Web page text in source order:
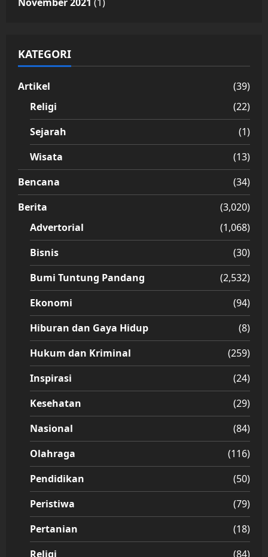
KATEGORI
Artikel
(39)
Religi
(22)
Sejarah
(1)
Wisata
(13)
Bencana
(34)
Berita
(3,020)
Advertorial
(1,068)
Bisnis
(30)
Bumi Tuntung Pandang
(2,532)
Ekonomi
(94)
Hiburan dan Gaya Hidup
(8)
Hukum dan Kriminal
(259)
Inspirasi
(24)
Kesehatan
(29)
Nasional
(84)
Olahraga
(116)
Pendidikan
(50)
Peristiwa
(79)
Pertanian
(18)
Religi
(84)